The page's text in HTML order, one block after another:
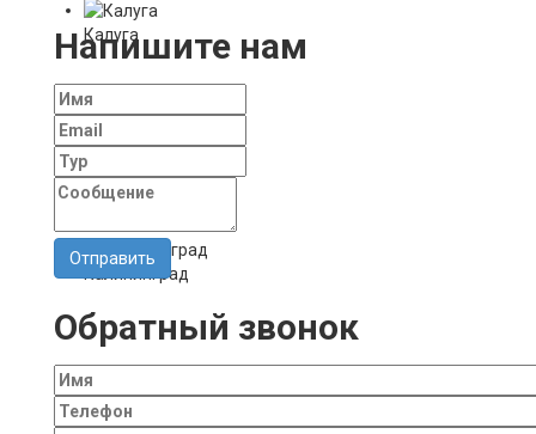
Калуга
Калининград
Напишите нам
Обратный звонок